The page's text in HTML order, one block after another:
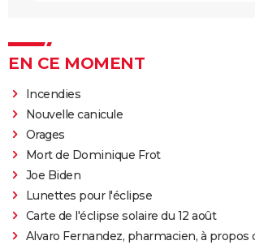
EN CE MOMENT
Incendies
Nouvelle canicule
Orages
Mort de Dominique Frot
Joe Biden
Lunettes pour l'éclipse
Carte de l'éclipse solaire du 12 août
Alvaro Fernandez, pharmacien, à propos